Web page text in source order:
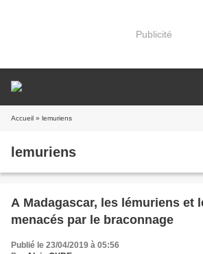
Publicité
Accueil » lemuriens
lemuriens
A Madagascar, les lémuriens et
menacés par le braconnage
Publié le 23/04/2019 à 05:56